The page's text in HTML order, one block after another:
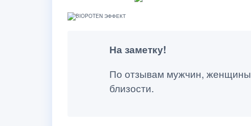
На заметку!
По отзывам мужчин,
близости.